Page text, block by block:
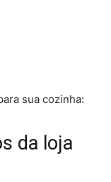
sua cozinha:
da loja